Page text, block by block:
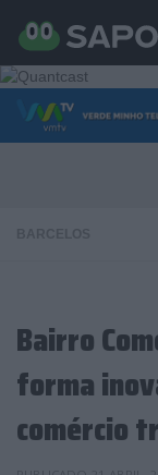
Skip to content
Bairro
forma
comércio